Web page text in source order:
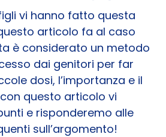
vi hanno fatto questa
articolo fa al caso
è considerato un metodo
dai genitori per far
dosi, l’importanza e il
questo articolo vi
e risponderemo alle
sull’argomento!